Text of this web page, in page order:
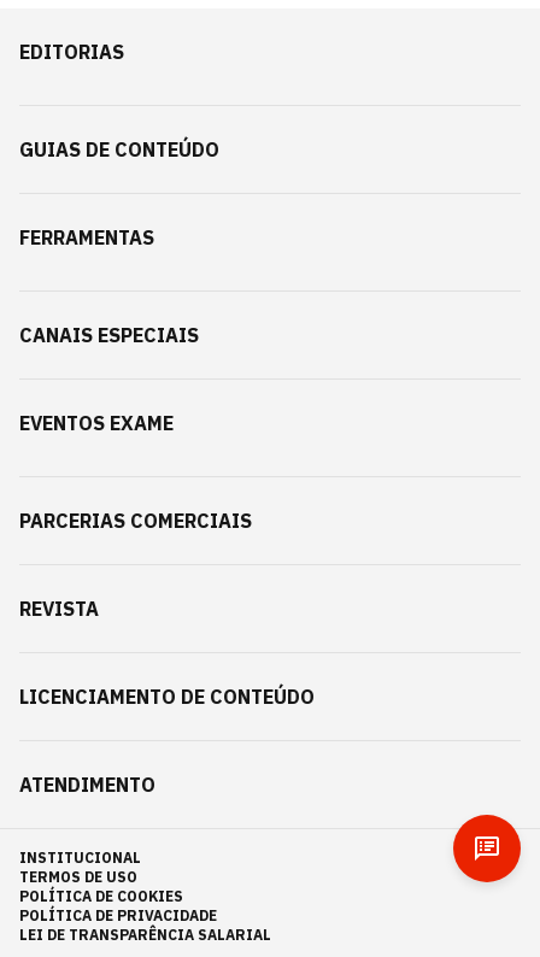
EDITORIAS
GUIAS DE CONTEÚDO
FERRAMENTAS
CANAIS ESPECIAIS
EVENTOS EXAME
PARCERIAS COMERCIAIS
REVISTA
LICENCIAMENTO DE CONTEÚDO
ATENDIMENTO
INSTITUCIONAL
TERMOS DE USO
POLÍTICA DE COOKIES
POLÍTICA DE PRIVACIDADE
LEI DE TRANSPARÊNCIA SALARIAL